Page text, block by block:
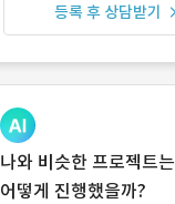
등록 후 상담받기
나와 비슷한 프로젝트는
어떻게 진행했을까?